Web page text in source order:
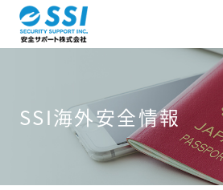
SSI海外安全情報